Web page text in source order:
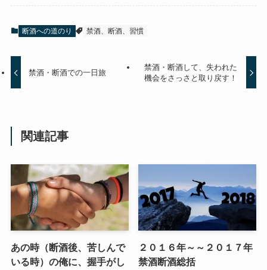
断酒への道のり 禁酒、断酒、習慣
禁酒・断酒での一日旅
禁酒・断酒して、失われた
機会をさっさと取り戻す！
関連記事
あの時（断酒後、苦しんで
いる時）の俺に、握手がし
２０１６年～～２０１７年
禁酒断酒総括